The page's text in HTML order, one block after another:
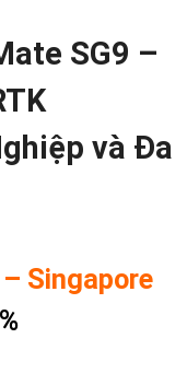
SG9 –
và Đa
Singapore